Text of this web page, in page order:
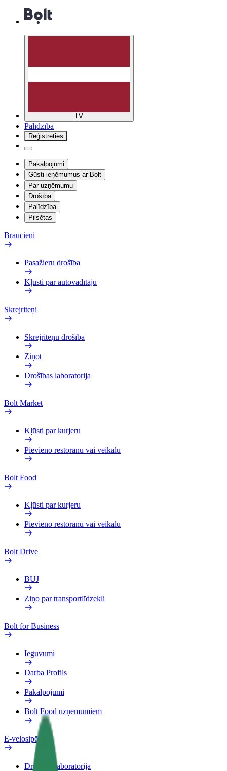
LV
Palīdzība
Reģistrēties
Pakalpojumi
Gūsti ieņēmumus ar Bolt
Par uzņēmumu
Drošība
Palīdzība
Pilsētas
Braucieni
Pasažieru drošība
Kļūsti par autovadītāju
Skrejriteņi
Skrejriteņu drošība
Ziņot
Drošības laboratorija
Bolt Market
Kļūsti par kurjeru
Pievieno restorānu vai veikalu
Bolt Food
Kļūsti par kurjeru
Pievieno restorānu vai veikalu
Bolt Drive
BUJ
Ziņo par transportlīdzekli
Bolt for Business
Ieguvumi
Darba Profils
Pakalpojumi
Bolt Food uzņēmumiem
E-velosipēdi
Drošības laboratorija